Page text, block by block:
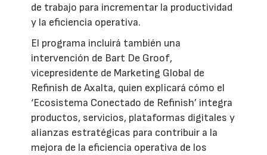
de trabajo para incrementar la productividad
y la eficiencia operativa.
El programa incluirá también una
intervención de Bart De Groof,
vicepresidente de Marketing Global de
Refinish de Axalta, quien explicará cómo el
‘Ecosistema Conectado de Refinish’ integra
productos, servicios, plataformas digitales y
alianzas estratégicas para contribuir a la
mejora de la eficiencia operativa de los